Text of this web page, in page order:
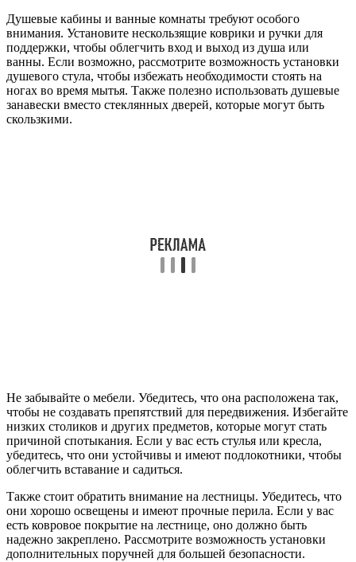
Душевые кабины и ванные комнаты требуют особого
внимания. Установите нескользящие коврики и ручки для
поддержки, чтобы облегчить вход и выход из душа или
ванны. Если возможно, рассмотрите возможность установки
душевого стула, чтобы избежать необходимости стоять на
ногах во время мытья. Также полезно использовать душевые
занавески вместо стеклянных дверей, которые могут быть
скользкими.
Не забывайте о мебели. Убедитесь, что она расположена так,
чтобы не создавать препятствий для передвижения. Избегайте
низких столиков и других предметов, которые могут стать
причиной спотыкания. Если у вас есть стулья или кресла,
убедитесь, что они устойчивы и имеют подлокотники, чтобы
облегчить вставание и садиться.
Также стоит обратить внимание на лестницы. Убедитесь, что
они хорошо освещены и имеют прочные перила. Если у вас
есть ковровое покрытие на лестнице, оно должно быть
надежно закреплено. Рассмотрите возможность установки
дополнительных поручней для большей безопасности.